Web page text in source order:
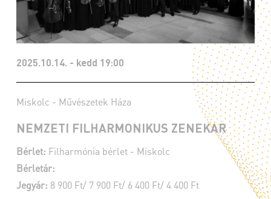
2025.10.14. - kedd 19:00
Miskolc - Művészetek Háza
NEMZETI FILHARMONIKUS ZENEKAR
Bérlet: Filharmónia bérlet - Miskolc
Bérletár:
Jegyár: 8 900 Ft/ 7 900 Ft/ 6 400 Ft/ 4 400 Ft